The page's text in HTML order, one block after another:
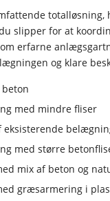
slipper for at
erfarne
og klare
med mindre fliser
eksisterende
med større
mix af beton og
græsarmering i